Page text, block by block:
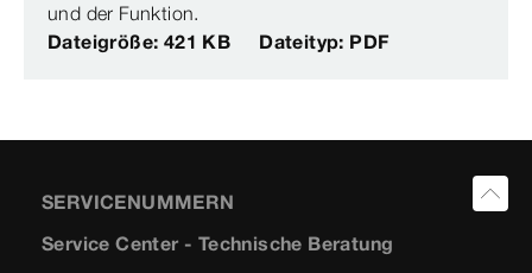
und der Funktion.
Dateigröße: 421 KB
Dateityp: PDF
SERVICENUMMERN
Service Center - Technische Beratung